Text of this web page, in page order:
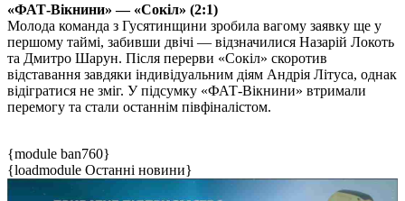
«ФАТ-Вікнини» — «Сокіл» (2:1)
Молода команда з Гусятинщини зробила вагому заявку ще у
першому таймі, забивши двічі — відзначилися Назарій Локоть
та Дмитро Шарун. Після перерви «Сокіл» скоротив
відставання завдяки індивідуальним діям Андрія Літуса, однак
відігратися не зміг. У підсумку «ФАТ-Вікнини» втримали
перемогу та стали останнім півфіналістом.
{module ban760}
{loadmodule Останні новини}